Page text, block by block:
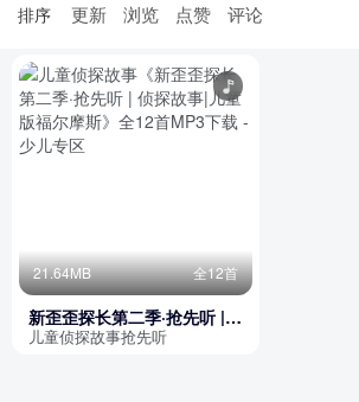
注册领积分 尊享全站权益
登录
排序 更新 浏览 点赞 评论
21.64MB 全12首
新歪歪探长第二季·抢先听 |
侦探故事|儿童版福尔摩斯
儿童侦探故事抢先听